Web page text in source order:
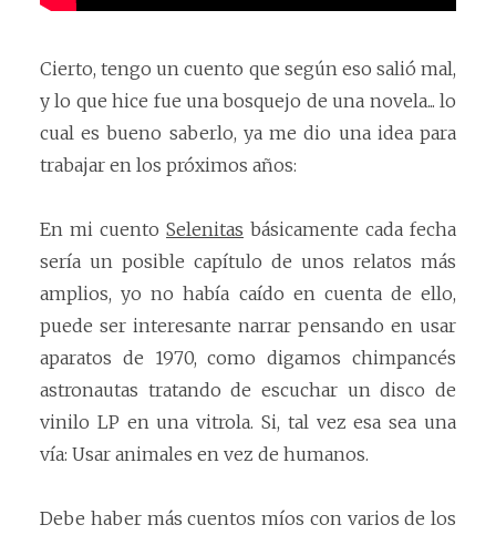
Cierto, tengo un cuento que según eso salió mal,
y lo que hice fue una bosquejo de una novela... lo
cual es bueno saberlo, ya me dio una idea para
trabajar en los próximos años:
En mi cuento Selenitas básicamente cada fecha
sería un posible capítulo de unos relatos más
amplios, yo no había caído en cuenta de ello,
puede ser interesante narrar pensando en usar
aparatos de 1970, como digamos chimpancés
astronautas tratando de escuchar un disco de
vinilo LP en una vitrola. Si, tal vez esa sea una
vía: Usar animales en vez de humanos.
Debe haber más cuentos míos con varios de los